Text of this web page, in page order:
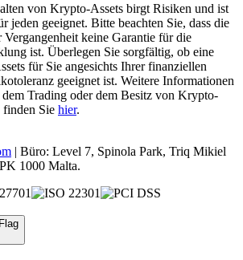
von Krypto-Assets birgt Risiken und ist
jeden geeignet. Bitte beachten Sie, dass die
keine Garantie für die
ist. Überlegen Sie sorgfältig, ob eine
für Sie angesichts Ihrer finanziellen
geeignet ist. Weitere Informationen
Trading oder dem Besitz von Krypto-
finden Sie hier.
| Büro: Level 7, Spinola Park, Triq Mikiel
1000 Malta.